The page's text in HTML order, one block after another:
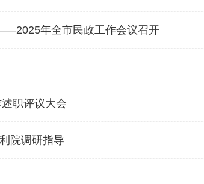
年全市民政工作会议召开
职评议大会
院调研指导